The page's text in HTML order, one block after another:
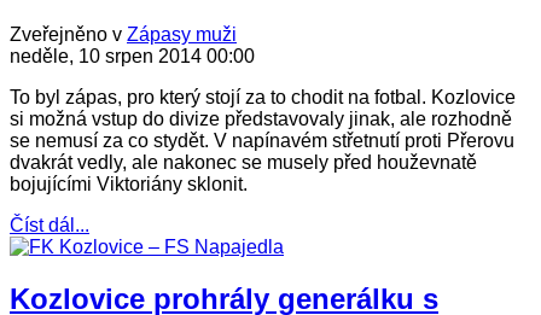
Zveřejněno v Zápasy muži
neděle, 10 srpen 2014 00:00
To byl zápas, pro který stojí za to chodit na fotbal. Kozlovice
si možná vstup do divize představovaly jinak, ale rozhodně
se nemusí za co stydět. V napínavém střetnutí proti Přerovu
dvakrát vedly, ale nakonec se musely před houževnatě
bojujícími Viktoriány sklonit.
Číst dál...
Kozlovice prohrály generálku s